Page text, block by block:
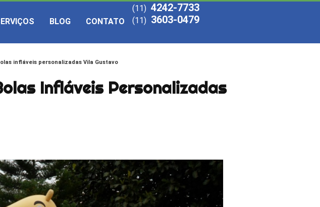
BLOG CONTATO
(11) 4242-7733
(11) 3603-0479
infláveis personalizadas Vila Gustavo
Infláveis Personalizadas